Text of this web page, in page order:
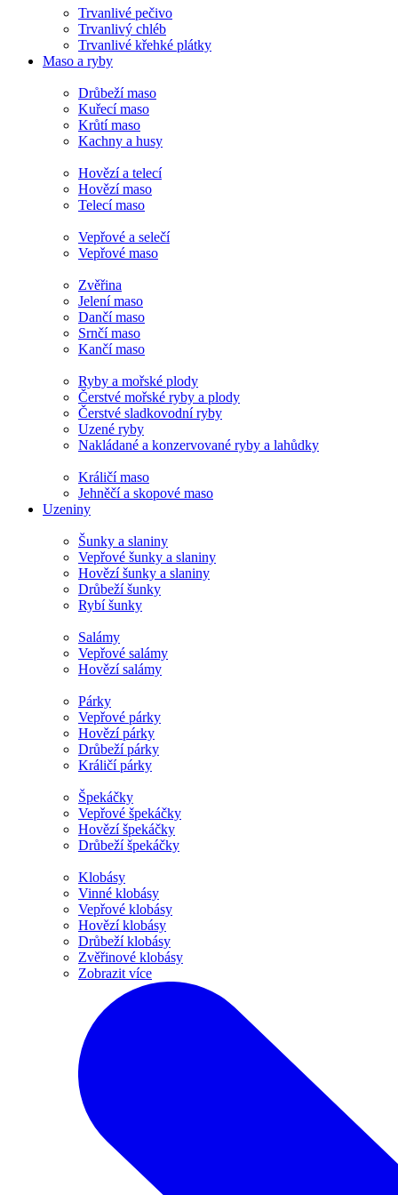
Trvanlivé pečivo
Trvanlivý chléb
Trvanlivé křehké plátky
Maso a ryby
Drůbeží maso
Kuřecí maso
Krůtí maso
Kachny a husy
Hovězí a telecí
Hovězí maso
Telecí maso
Vepřové a selečí
Vepřové maso
Zvěřina
Jelení maso
Dančí maso
Srnčí maso
Kančí maso
Ryby a mořské plody
Čerstvé mořské ryby a plody
Čerstvé sladkovodní ryby
Uzené ryby
Nakládané a konzervované ryby a lahůdky
Králičí maso
Jehněčí a skopové maso
Uzeniny
Šunky a slaniny
Vepřové šunky a slaniny
Hovězí šunky a slaniny
Drůbeží šunky
Rybí šunky
Salámy
Vepřové salámy
Hovězí salámy
Párky
Vepřové párky
Hovězí párky
Drůbeží párky
Králičí párky
Špekáčky
Vepřové špekáčky
Hovězí špekáčky
Drůbeží špekáčky
Klobásy
Vinné klobásy
Vepřové klobásy
Hovězí klobásy
Drůbeží klobásy
Zvěřinové klobásy
Zobrazit více